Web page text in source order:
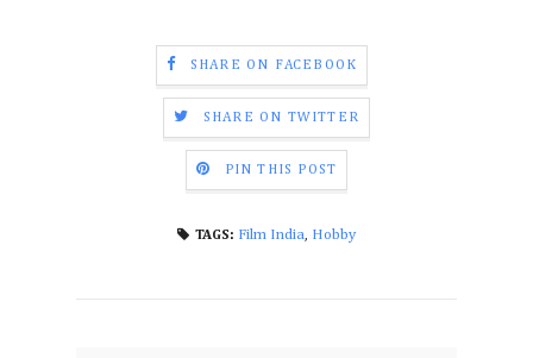
SHARE ON FACEBOOK
SHARE ON TWITTER
PIN THIS POST
TAGS: Film India, Hobby